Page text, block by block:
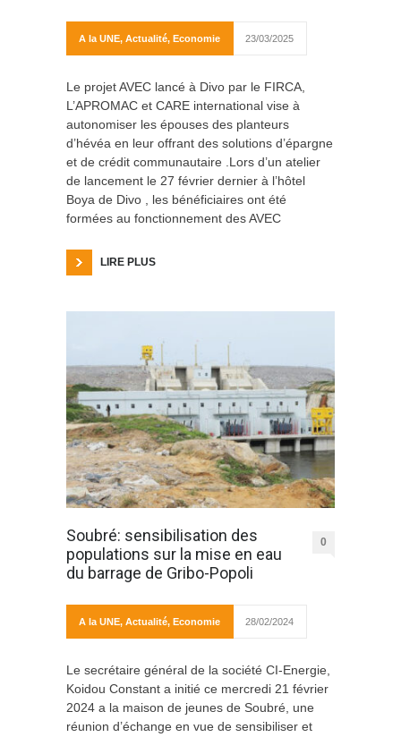
A la UNE, Actualité, Economie 23/03/2025
Le projet AVEC lancé à Divo par le FIRCA,
L’APROMAC et CARE international vise à
autonomiser les épouses des planteurs
d’hévéa en leur offrant des solutions d’épargne
et de crédit communautaire .Lors d’un atelier
de lancement le 27 février dernier à l’hôtel
Boya de Divo , les bénéficiaires ont été
formées au fonctionnement des AVEC
LIRE PLUS
Soubré: sensibilisation des
populations sur la mise en eau
du barrage de Gribo-Popoli
0
A la UNE, Actualité, Economie 28/02/2024
Le secrétaire général de la société CI-Energie,
Koidou Constant a initié ce mercredi 21 février
2024 a la maison de jeunes de Soubré, une
réunion d’échange en vue de sensibiliser et